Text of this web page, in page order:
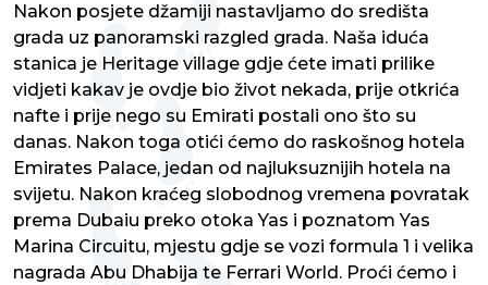
Nakon posjete džamiji nastavljamo do središta
grada uz panoramski razgled grada. Naša iduća
stanica je Heritage village gdje ćete imati prilike
vidjeti kakav je ovdje bio život nekada, prije otkrića
nafte i prije nego su Emirati postali ono što su
danas. Nakon toga otići ćemo do raskošnog hotela
Emirates Palace, jedan od najluksuznijih hotela na
svijetu. Nakon kraćeg slobodnog vremena povratak
prema Dubaiu preko otoka Yas i poznatom Yas
Marina Circuitu, mjestu gdje se vozi formula 1 i velika
nagrada Abu Dhabija te Ferrari World. Proći ćemo i